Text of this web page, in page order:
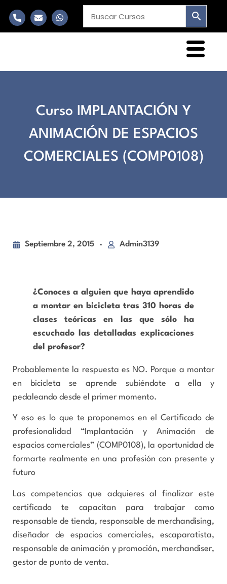
Curso IMPLANTACIÓN Y
ANIMACIÓN DE ESPACIOS
COMERCIALES (COMP0108)
Septiembre 2, 2015 Admin3139
¿Conoces a alguien que haya aprendido
a montar en bicicleta tras 310 horas de
clases teóricas en las que sólo ha
escuchado las detalladas explicaciones
del profesor?
Probablemente la respuesta es NO. Porque a montar
en bicicleta se aprende subiéndote a ella y
pedaleando desde el primer momento.
Y eso es lo que te proponemos en el Certificado de
profesionalidad “Implantación y Animación de
espacios comerciales” (COMP0108), la oportunidad de
formarte realmente en una profesión con presente y
futuro
Las competencias que adquieres al finalizar este
certificado te capacitan para trabajar como
responsable de tienda, responsable de merchandising,
diseñador de espacios comerciales, escaparatista,
responsable de animación y promoción, merchandiser,
gestor de punto de venta.